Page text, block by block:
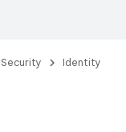
Security
Identity